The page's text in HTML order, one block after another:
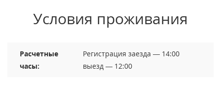
Условия проживания
Расчетные
часы:
Регистрация заезда — 14:00
выезд — 12:00